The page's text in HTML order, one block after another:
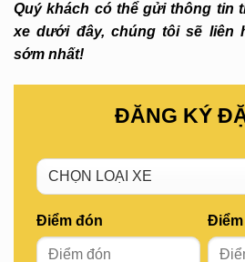
Quý khách có thể gửi thông tin
xe dưới đây, chúng tôi sẽ liên
sớm nhất!
ĐĂNG KÝ
Điểm đón Điểm